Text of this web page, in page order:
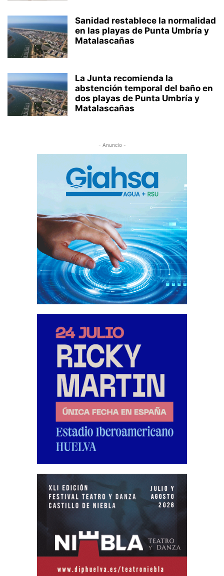
Sanidad restablece la normalidad
en las playas de Punta Umbría y
Matalascañas
La Junta recomienda la
abstención temporal del baño en
dos playas de Punta Umbría y
Matalascañas
- Anuncio -